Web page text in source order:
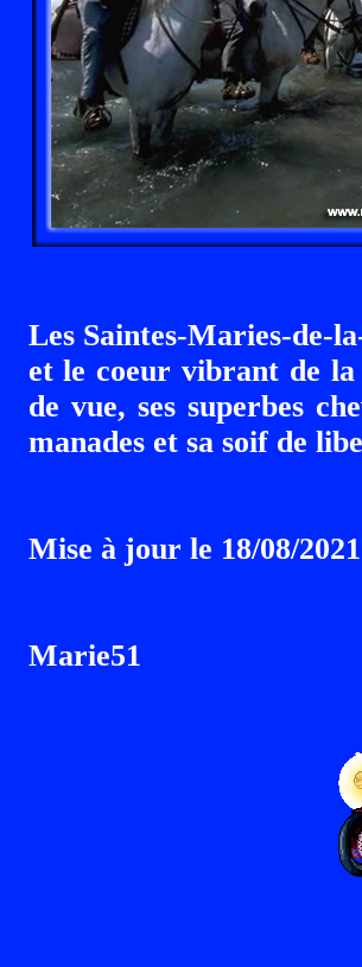
Les Saintes-Maries-de-
et le coeur vibrant de la
de vue, ses superbes
manades et sa soif de
Mise à jour le 18/08/2021
Marie51